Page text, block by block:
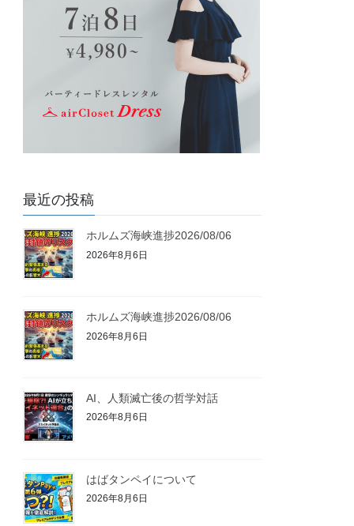
最近の投稿
ホルムズ海峡進捗2026/08/06
2026年8月6日
ホルムズ海峡進捗2026/08/06
2026年8月6日
AI、人類滅亡後の哲学対話
2026年8月6日
はばタンペイについて
2026年8月6日